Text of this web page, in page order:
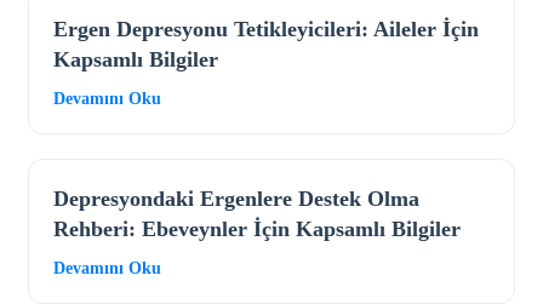
Ergen Depresyonu Tetikleyicileri: Aileler İçin
Kapsamlı Bilgiler
Devamını Oku
Depresyondaki Ergenlere Destek Olma
Rehberi: Ebeveynler İçin Kapsamlı Bilgiler
Devamını Oku